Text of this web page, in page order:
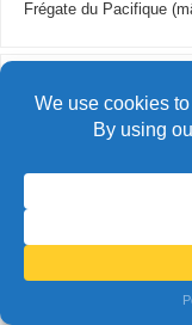
Frégate du Pacifique
© Alain
FIÈREMENT